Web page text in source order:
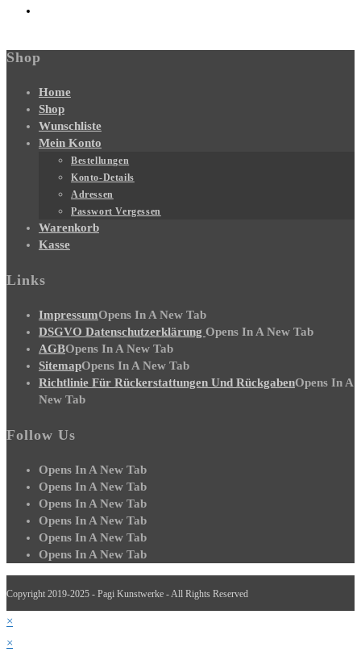
Shop
Home
Shop
Wunschliste
Mein Konto
Bestellungen
Konto-Details
Adressen
Passwort Vergessen
Warenkorb
Kasse
Links
ImpressumOpens In A New Tab
DSGVO Datenschutzerklärung Opens In A New Tab
AGBOpens In A New Tab
SitemapOpens In A New Tab
Richtlinie Für Rückerstattungen Und RückgabenOpens In A
New Tab
Follow Us
Opens In A New Tab
Opens In A New Tab
Opens In A New Tab
Opens In A New Tab
Opens In A New Tab
Opens In A New Tab
Copyright 2019-2025 - Pagi Kunstwerke - All Rights Reserved
×
×